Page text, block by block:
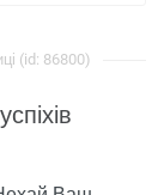
(id: 86800)